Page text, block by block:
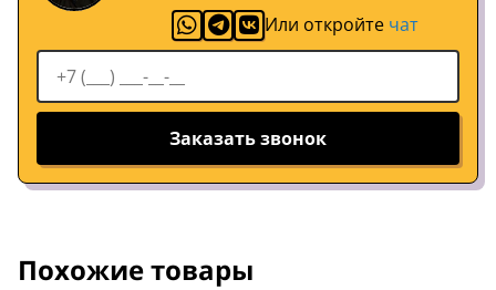
Или откройте чат
Заказать звонок
Похожие товары